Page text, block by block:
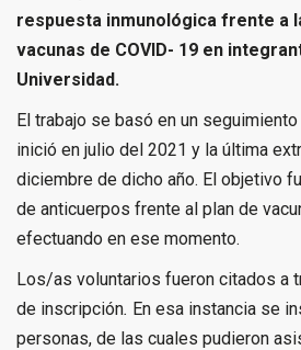
respuesta inmunológica frente a
vacunas de COVID- 19 en
Universidad.
El trabajo se basó en un
inició en julio del 2021 y la última
diciembre de dicho año. El objetivo
de anticuerpos frente al plan de
efectuando en ese momento.
Los/as voluntarios fueron citados a
de inscripción. En esa instancia se
personas, de las cuales pudieron